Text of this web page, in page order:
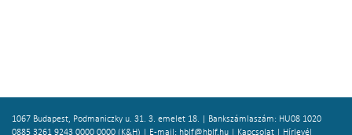
1067 Budapest, Podmaniczky u. 31. 3. emelet 18. | Bankszámlaszám: HU08 1020
0885 3261 9243 0000 0000 (K&H) | E-mail: hblf@hblf.hu Kapcsolat
Hírlevél